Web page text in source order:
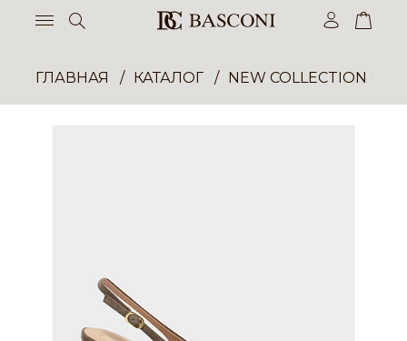
ГЛАВНАЯ КАТАЛОГ NEW COLLECTION